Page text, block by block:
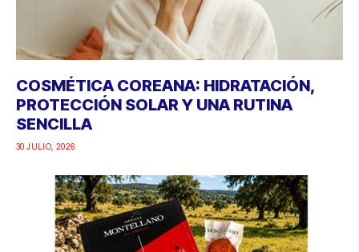
COSMÉTICA COREANA: HIDRATACIÓN,
PROTECCIÓN SOLAR Y UNA RUTINA
SENCILLA
30 JULIO, 2026